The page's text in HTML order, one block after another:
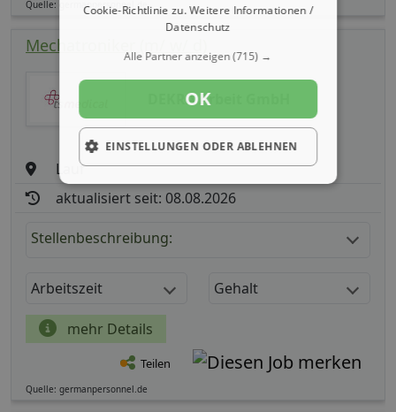
Quelle: germanpersonnel.de
Mechatroniker (m/ w/ d)
DEKRA Arbeit GmbH
Lauf
aktualisiert seit: 08.08.2026
Stellenbeschreibung:
Arbeitszeit Gehalt
mehr Details
Teilen
Quelle: germanpersonnel.de
Cookie-Richtlinie zu.Weitere Informationen /
Datenschutz
Alle Partner anzeigen(715) →
OK
EINSTELLUNGEN ODER ABLEHNEN